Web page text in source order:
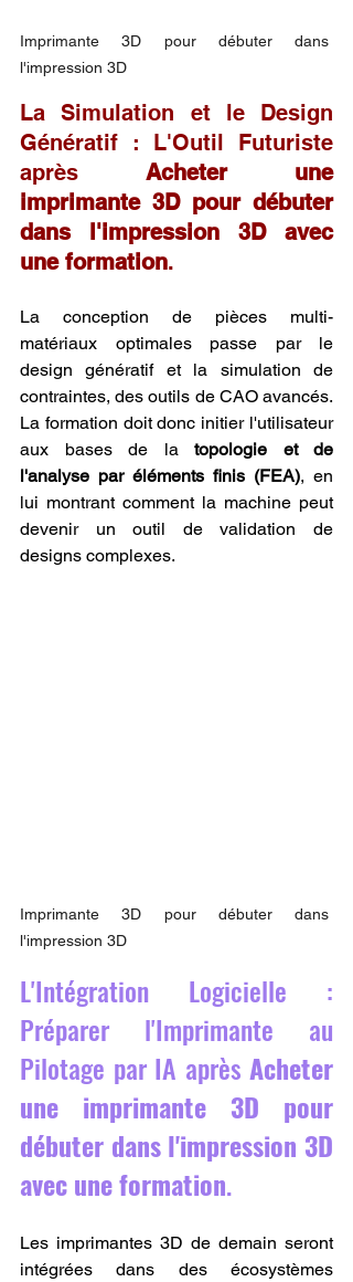
Imprimante 3D pour débuter dans
l'impression 3D
La Simulation et le Design
Génératif : L'Outil Futuriste
après Acheter une
imprimante 3D pour débuter
dans l'impression 3D avec
une formation.
La conception de pièces multi-
matériaux optimales passe par le
design génératif et la simulation de
contraintes, des outils de CAO avancés.
La formation doit donc initier l'utilisateur
aux bases de la topologie et de
l'analyse par éléments finis (FEA), en
lui montrant comment la machine peut
devenir un outil de validation de
designs complexes.
Imprimante 3D pour débuter dans
l'impression 3D
L'Intégration Logicielle :
Préparer l'Imprimante au
Pilotage par IA après Acheter
une imprimante 3D pour
débuter dans l'impression 3D
avec une formation.
Les imprimantes 3D de demain seront